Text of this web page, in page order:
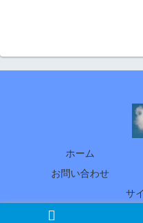
ホーム
お問い合わせ
サ
© 2005 北の暮ら